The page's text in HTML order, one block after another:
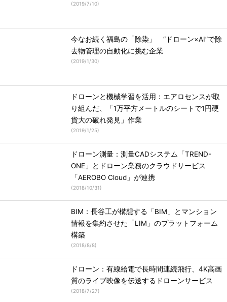
(2019/7/10)
今なお続く福島の「除染」 “ドローン×AI”で除
去物管理の自動化に挑む企業
(2019/1/30)
ドローンと機械学習を活用：エアロセンスが取
り組んだ、「1万平方メートルのシートで1円硬
貨大の破れ発見」作業
(2019/1/25)
ドローン測量：測量CADシステム「TREND-
ONE」とドローン業務のクラウドサービス
「AEROBO Cloud」が連携
(2018/10/31)
BIM：長谷工が構想する「BIM」とマンション
情報を集約させた「LIM」のプラットフォーム
構築
(2018/8/8)
ドローン：有線給電で長時間連続飛行、4K高画
質のライブ映像を伝送するドローンサービス
(2018/7/27)